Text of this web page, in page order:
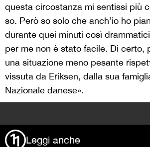
questa circostanza mi sentissi più
so. Però so solo che anch’io ho
durante quei minuti così
per me non è stato facile. Di certo,
una situazione meno pesante
vissuta da Eriksen, dalla sua
Nazionale danese».
Leggi anche